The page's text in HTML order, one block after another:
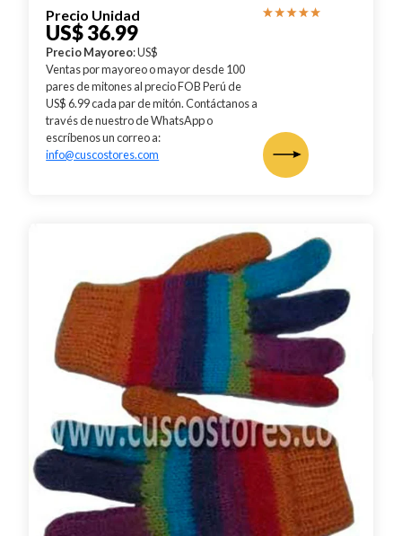
Precio Unidad
US$ 36.99
Precio Mayoreo: US$
Ventas por mayoreo o mayor desde 100
pares de mitones al precio FOB Perú de
US$ 6.99 cada par de mitón. Contáctanos a
través de nuestro de WhatsApp o
escríbenos un correo a:
info@cuscostores.com